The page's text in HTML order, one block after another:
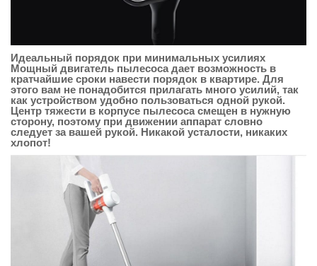
Идеальный порядок при минимальных усилиях
Мощный двигатель пылесоса дает возможность в
кратчайшие сроки навести порядок в квартире. Для
этого вам не понадобится прилагать много усилий, так
как устройством удобно пользоваться одной рукой.
Центр тяжести в корпусе пылесоса смещен в нужную
сторону, поэтому при движении аппарат словно
следует за вашей рукой. Никакой усталости, никаких
хлопот!